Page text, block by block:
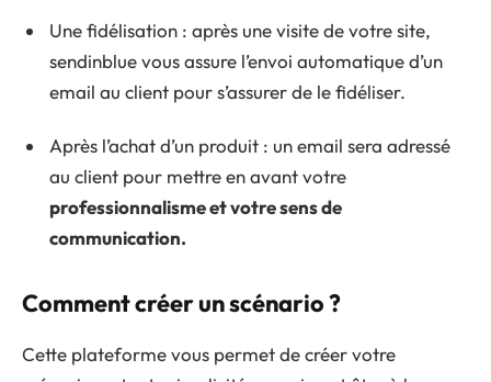
Une fidélisation : après une visite de votre site,
sendinblue vous assure l’envoi automatique d’un
email au client pour s’assurer de le fidéliser.
Après l’achat d’un produit : un email sera adressé
au client pour mettre en avant votre
professionnalisme et votre sens de
communication.
Comment créer un scénario ?
Cette plateforme vous permet de créer votre